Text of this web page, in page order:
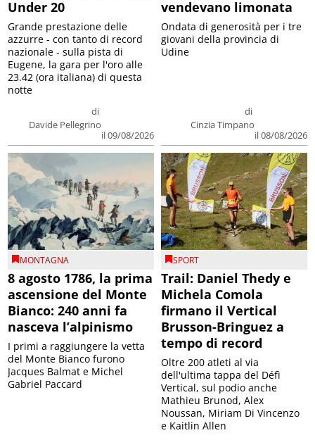
Under 20
di
Davide Pellegrino
il 09/08/2026
Grande prestazione delle
azzurre - con tanto di record
nazionale - sulla pista di
Eugene, la gara per l'oro alle
23.42 (ora italiana) di questa
notte
vendevano limonata
di
Cinzia Timpano
il 08/08/2026
Ondata di generosità per i tre
giovani della provincia di
Udine
MONTAGNA
8 agosto 1786, la prima
ascensione del Monte
Bianco: 240 anni fa
nasceva l’alpinismo
I primi a raggiungere la vetta
del Monte Bianco furono
Jacques Balmat e Michel
Gabriel Paccard
SPORT
Trail: Daniel Thedy e
Michela Comola
firmano il Vertical
Brusson-Bringuez a
tempo di record
Oltre 200 atleti al via
dell'ultima tappa del Défì
Vertical, sul podio anche
Mathieu Brunod, Alex
Noussan, Miriam Di Vincenzo
e Kaitlin Allen